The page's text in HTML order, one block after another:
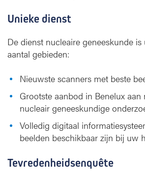
Unieke dienst
De dienst nucleaire geneeskunde
aantal gebieden:
Nieuwste scanners met beste
Grootste aanbod in Benelux aan
nucleair geneeskundige
Volledig digitaal
beelden beschikbaar zijn bij uw
Tevredenheidsenquête